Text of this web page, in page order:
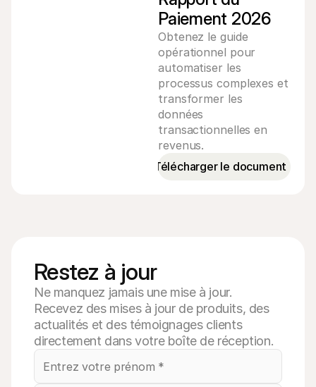
Paiement 2026
Obtenez le guide
opérationnel pour
automatiser les
processus complexes et
transformer les
données
transactionnelles en
revenus.
Télécharger le document
Restez à jour
Ne manquez jamais une mise à jour.
Recevez des mises à jour de produits, des
actualités et des témoignages clients
directement dans votre boîte de réception.